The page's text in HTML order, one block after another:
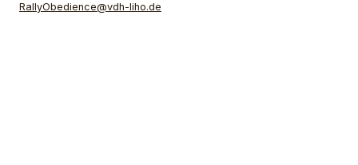
RallyObedience@vdh-liho.de